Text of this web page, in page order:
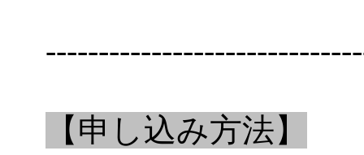
【申し込み方法】